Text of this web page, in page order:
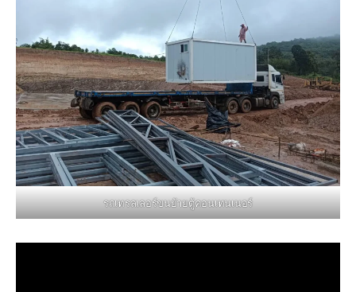
รถเทรลเลอร์ขนย้ายตู้คอนเทนเนอร์